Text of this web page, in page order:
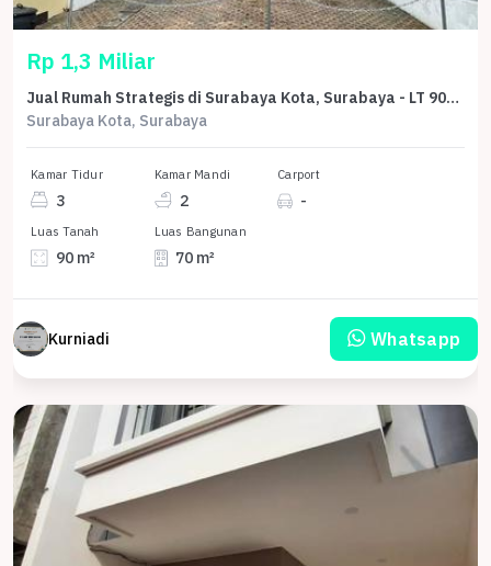
Rp 1,3 Miliar
Jual Rumah Strategis di Surabaya Kota, Surabaya - LT 90m²
Surabaya Kota, Surabaya
Kamar Tidur
3
Kamar Mandi
2
Carport
-
Luas Tanah
90 m²
Luas Bangunan
70 m²
Kurniadi Whatsapp